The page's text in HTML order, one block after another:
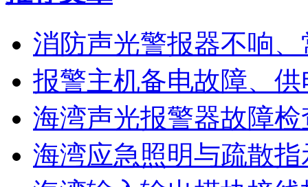
消防声光警报器不响
报警主机备电故障、
海湾声光报警器故障
海湾应急照明与疏散